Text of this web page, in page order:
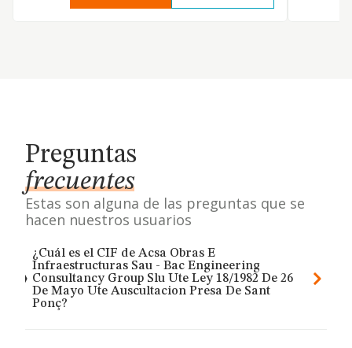
Preguntas
frecuentes
Estas son alguna de las preguntas que se
hacen nuestros usuarios
¿Cuál es el CIF de Acsa Obras E
Infraestructuras Sau - Bac Engineering
Consultancy Group Slu Ute Ley 18/1982 De 26
De Mayo Ute Auscultacion Presa De Sant
Ponç?